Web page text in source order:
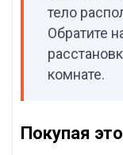
тело
Обратите
комнате.
Покупая